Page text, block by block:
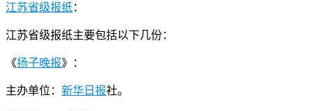
江苏省级报纸：
江苏省级报纸主要包括以下几份：
《扬子晚报》：
主办单位： 新华日报社。